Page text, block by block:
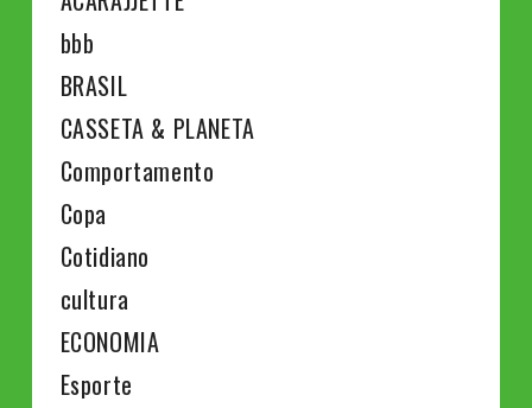
bbb
BRASIL
CASSETA & PLANETA
Comportamento
Copa
Cotidiano
cultura
ECONOMIA
Esporte